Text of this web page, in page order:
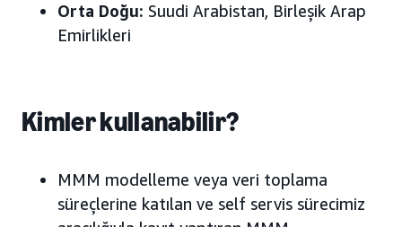
Orta Doğu: Suudi Arabistan, Birleşik Arap
Emirlikleri
Kimler kullanabilir?
MMM modelleme veya veri toplama
süreçlerine katılan ve self servis sürecimiz